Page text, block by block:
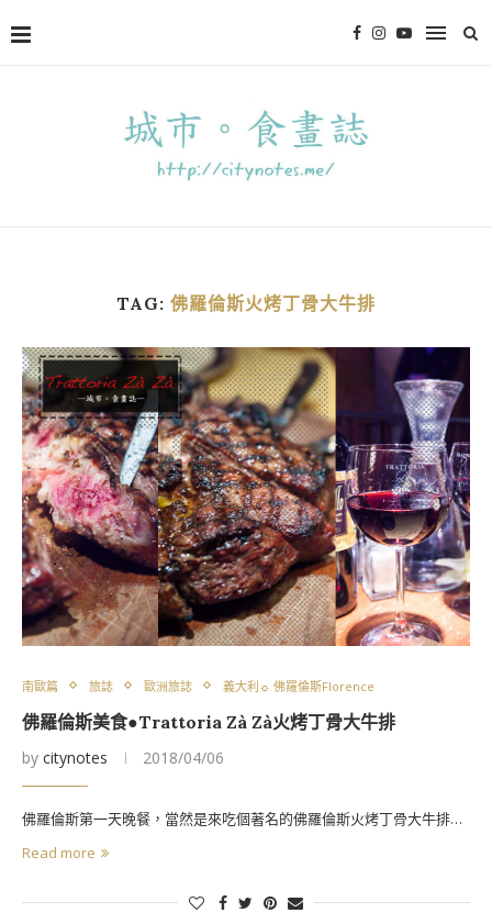
TAG: 佛羅倫斯火烤丁骨大牛排
南歐篇 旅誌 歐洲旅誌 義大利☼ 佛羅倫斯Florence
佛羅倫斯美食●Trattoria Zà Zà火烤丁骨大牛排
by citynotes 2018/04/06
佛羅倫斯第一天晚餐，當然是來吃個著名的佛羅倫斯火烤丁骨大牛排…
Read more